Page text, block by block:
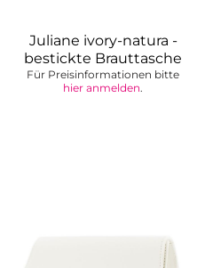
Juliane ivory-natura -
bestickte Brauttasche
Für Preisinformationen bitte
hier anmelden.